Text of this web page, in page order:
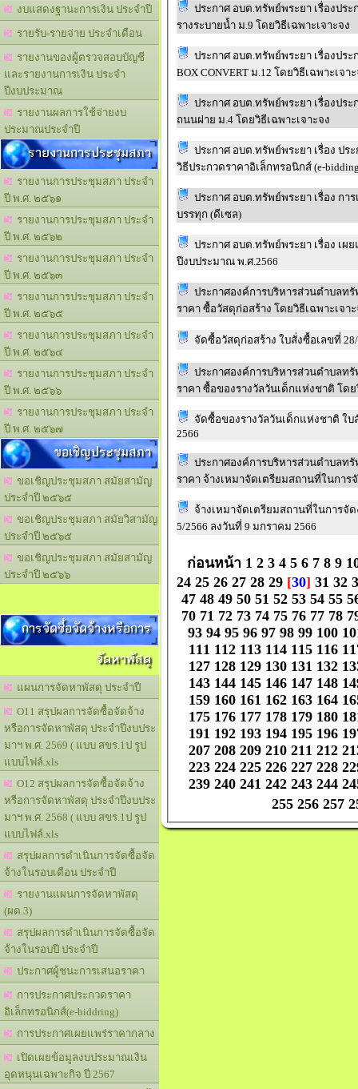
งบแสดงฐานะการเงิน ประจำปี
รายรับ-รายจ่าย ประจำเดือน
รายงานของผู้ตรวจสอบบัญชี
และรายงานการเงิน ประจำ
ปีงบประมาณ
รายงานผลการใช้จ่ายงบ
ประมาณประจำปี
รายงานการประชุมสภา
รายงานการประชุมสภา ประจำ
ปี พ.ศ. ๒๕๖๑
รายงานการประชุมสภา ประจำ
ปี พ.ศ. ๒๕๖๒
รายงานการประชุมสภา ประจำ
ปี พ.ศ. ๒๕๖๓
รายงานการประชุมสภา ประจำ
ปี พ.ศ. ๒๕๖๕
รายงานการประชุมสภา ประจำ
ปี พ.ศ. ๒๕๖๔
รายงานการประชุมสภา ประจำ
ปี พ.ศ. ๒๕๖๖
รายงานการประชุมสภา ประจำ
ปี พ.ศ. ๒๕๖๗
ขอเชิญประชุมสภา
ขอเชิญประชุมสภา สมัยสามัญ
ประจำปี ๒๕๖๕
ขอเชิญประชุมสภา สมัยวิสามัญ
ประจำปี ๒๕๖๕
ขอเชิญประชุมสภา สมัยสามัญ
ประจำปี ๒๕๖๖
การจัดซื้อจัดจ้างหรือการ
จัดหาพัสดุ
แผนการจัดหาพัสดุ ประจำปี
O11 สรุปผลการจัดซื้อจัดจ้าง
หรือการจัดหาพัสดุ ประจำปีงบประ
มาฯ พ.ศ. 2569 ( แบบ สขร.1ป รูป
แบบไฟล์.xls
O12 สรุปผลการจัดซื้อจัดจ้าง
หรือการจัดหาพัสดุ ประจำปีงบประ
มาฯ พ.ศ. 2568 ( แบบ สขร.1ป รูป
แบบไฟล์.xls
สรุปผลการดำเนินการจัดซื้อจัด
จ้างในรอบเดือน ประจำปี
รายงานแผนการจัดหาพัสดุ
(ผด.3)
สรุปผลการดำเนินการจัดซื้อจัด
จ้างในรอบปี ประจำปี
ประกาศผู้ชนะการเสนอราคา
การประกาศประกวดราคา
อิเล็กทรอนิกส์(e-biddring)
การประกาศเผยแพร่ราคากลาง
เปิดเผยข้อมูลงบประมาณเงิน
อุดหนุนเฉพาะกิจ ปี 2567
ประกาศ อบต.ทรัพย์พระยา เรื่องปร
รางระบายน้ำ ม.9 โดยวิธีเฉพาะเจาะจง
ประกาศ อบต.ทรัพย์พระยา เรื่องปร
BOX CONVERT ม.12 โดยวิธีเฉพาะเจา
ประกาศ อบต.ทรัพย์พระยา เรื่องปร
ถนนฝาย ม.4 โดยวิธีเฉพาะเจาะจง
ประกาศ อบต.ทรัพย์พระยา เรื่อง ป
วิธีประกวดราคาอิเล็กทรอนิกส์ (e-
ประกาศ อบต.ทรัพย์พระยา เรื่อง กา
บรรทุก (ดีเซล)
ประกาศ อบต.ทรัพย์พระยา เรื่อง เ
ปีงบประมาณ พ.ศ.2566
ประกาศองค์การบริหารส่วนตำบลท
ราคา ซื้อวัสดุก่อสร้าง โดยวิธีเฉพาะเจา
จัดซื้อวัสดุก่อสร้าง ใบสั่งซื้อเลขที่
ประกาศองค์การบริหารส่วนตำบลท
ราคา ซื้อของรางวัลวันเด็กแห่งชาติ โดย
จัดซื้อของรางวัลวันเด็กแห่งชาติ ใบ
2566
ประกาศองค์การบริหารส่วนตำบลท
ราคา จ้างเหมาจัดเตรียมสถานที่ในการ
จ้างเหมาจัดเตรียมสถานที่ในการจั
5/2566 ลงวันที่ 9 มกราคม 2566
ก่อนหน้า 1 2 3 4 5 6 7 8 9
24 25 26 27 28 29 [30] 31 32
47 48 49 50 51 52 53 54 55
70 71 72 73 74 75 76 77 78
93 94 95 96 97 98 99 100
111 112 113 114 115 116
127 128 129 130 131 132
143 144 145 146 147 148
159 160 161 162 163 164
175 176 177 178 179 180
191 192 193 194 195 196
207 208 209 210 211 212
223 224 225 226 227 228
239 240 241 242 243 244
255 256 257